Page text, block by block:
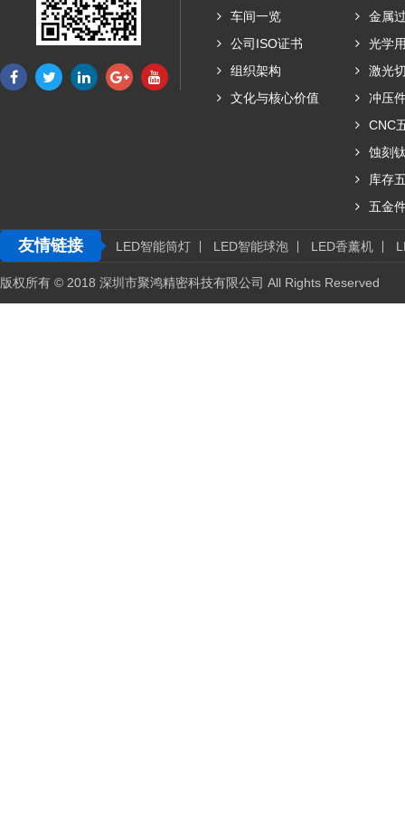
车间一览
公司ISO证书
组织架构
文化与核心价值
金属
光学
激光
冲压
CNC
蚀刻
库存
五金
友情链接 LED智能筒灯 LED智能球泡 LED香薰机
版权所有 © 2018 深圳市聚鸿精密科技有限公司 All Rights Reserved